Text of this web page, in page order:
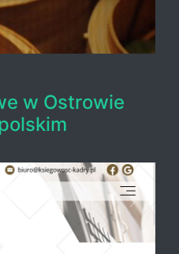
w Ostrowie